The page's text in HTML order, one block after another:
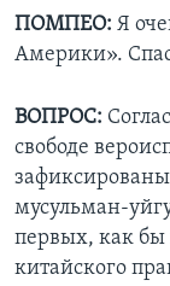
ПОМПЕО: Я
Америки».
ВОПРОС:
свободе
мусульман-
первых, как бы
китайского